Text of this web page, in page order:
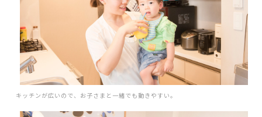
キッチンが広いので、お子さまと一緒でも動きやすい。